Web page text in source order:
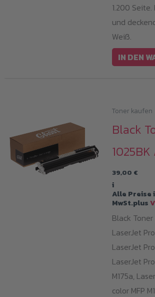
1.200
und
Weiß.
IN DEN
Toner kaufen
Black
39,00 €
i
Alle Preise
MwSt.plus
Black
LaserJet
LaserJet
LaserJet
M175a,
color MFP